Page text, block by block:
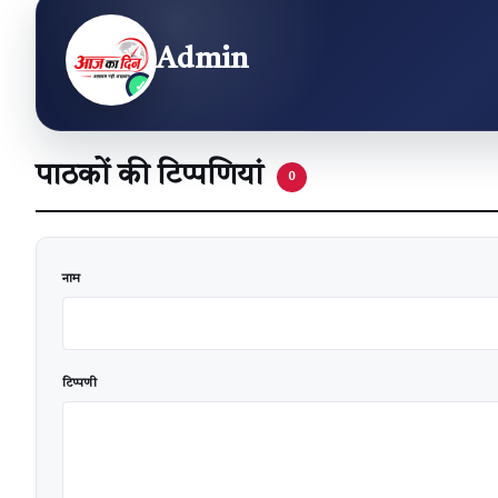
Admin
पाठकों की टिप्पणियां 0
नाम
टिप्पणी